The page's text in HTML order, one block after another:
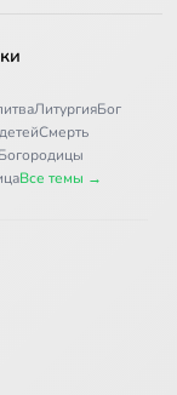
ЛитургияБог
Смерть
Все темы →